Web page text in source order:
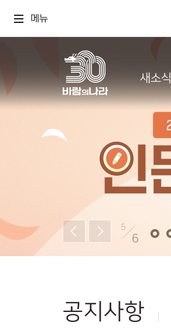
메뉴
새소식
5
6
공지사항